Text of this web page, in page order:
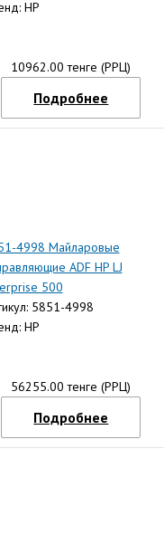
HP
10962.00 тенге (РРЦ)
Подробнее
4998 Майларовые
ADF HP LJ
500
M575/M680 (O)
5851-4998
HP
56255.00 тенге (РРЦ)
Подробнее